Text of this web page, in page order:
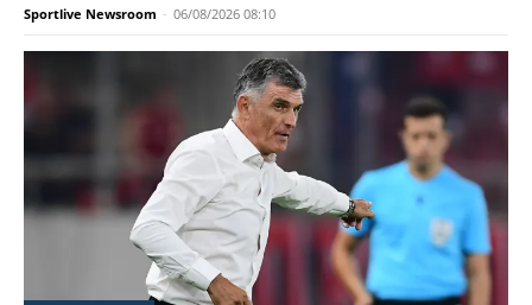
Sportlive Newsroom - 06/08/2026 08:10